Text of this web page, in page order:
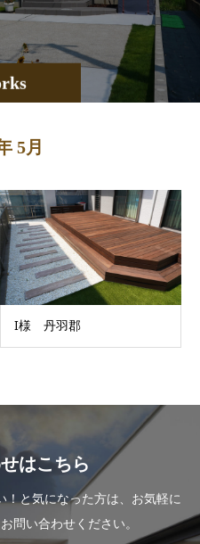
5月
I様 丹羽郡
はこちら
と気になった方は、お気軽に
問い合わせください。